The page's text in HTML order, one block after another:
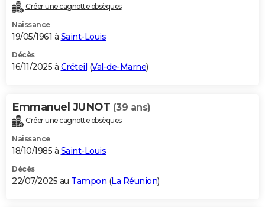
Dictionnaire
Biographies
Citations
Expressions
Proverbes
PROGRAMME TV
S'inscrire
Se connecter
Lycées
Collèges
Primaires
Universités
Entreprises
Service militaire
Avis de recherche
AVIS DE DÉCÈS
Bricolage
Lifestyle
Culture
Sport
Auto
Television
Voyage
Cinema
Créer une cagnotte obsèques
Naissance
19/05/1961 à Saint-Louis
Décès
16/11/2025 à Créteil (Val-de-Marne)
Emmanuel JUNOT (39 ans)
Créer une cagnotte obsèques
Naissance
18/10/1985 à Saint-Louis
Décès
22/07/2025 au Tampon (La Réunion)